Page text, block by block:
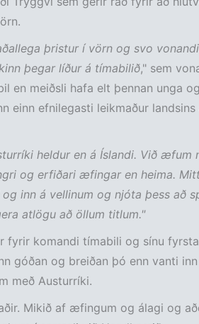
þristur í vörn og svo
þegar líður á tímabilið," sem
en meiðsli hafa elt þennan unga
einn efnilegasti leikmaður landsins
heldur en á Íslandi. Við æfum
og erfiðari æfingar en heima.
inn á vellinum og njóta þess að
atlögu að öllum titlum."
fyrir komandi tímabili og sínu
góðan og breiðan þó enn vanti
með Austurríki.
Mikið af æfingum og álagi og